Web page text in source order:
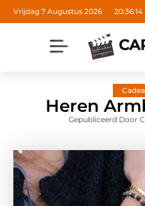
Vrijdag 7 Augustus 2026 20:36:15
Heren
Gepubliceerd Door